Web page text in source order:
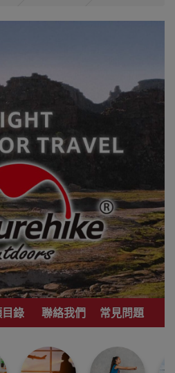
錄 聯絡我們 常見問題